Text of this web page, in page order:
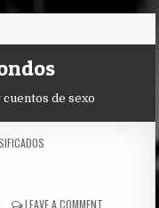
de sexo
LEAVE A COMMENTON